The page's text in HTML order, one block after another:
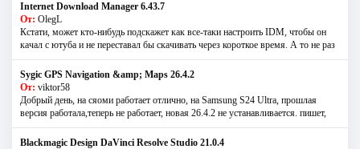
Internet Download Manager 6.43.7
От: OlegL
Кстати, может кто-нибудь подскажет как все-таки настроить IDM, чтобы он
качал с ютуба и не переставал бы скачивать через короткое время. А то не раз
Sygic GPS Navigation &amp; Maps 26.4.2
От: viktor58
Добрый день, на сяоми работает отлично, на Samsung S24 Ultra, прошлая
версия работала,теперь не работает, новая 26.4.2 не устанавливается. пишет,
Blackmagic Design DaVinci Resolve Studio 21.0.4